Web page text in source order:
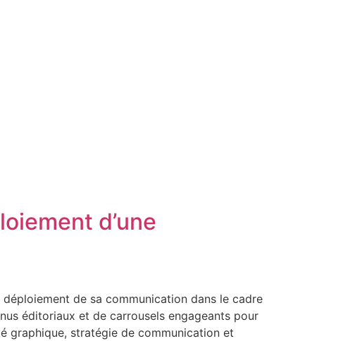
d’une
de sa communication dans le cadre
éditoriaux et de carrousels engageants pour
graphique, stratégie de communication et